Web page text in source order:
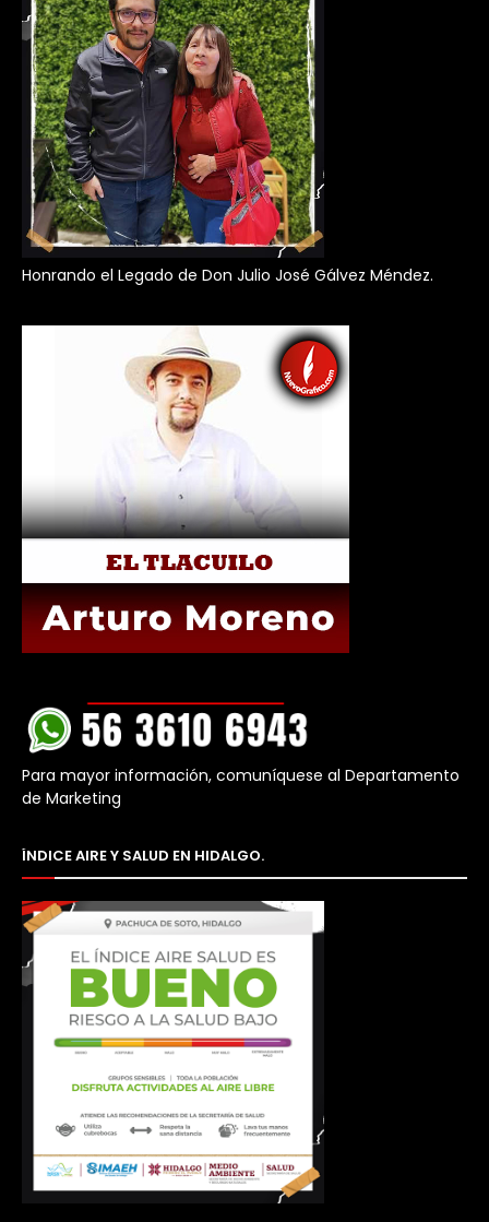
Honrando el Legado de Don Julio José Gálvez Méndez.
Para mayor información, comuníquese al Departamento
de Marketing
ÍNDICE AIRE Y SALUD EN HIDALGO.